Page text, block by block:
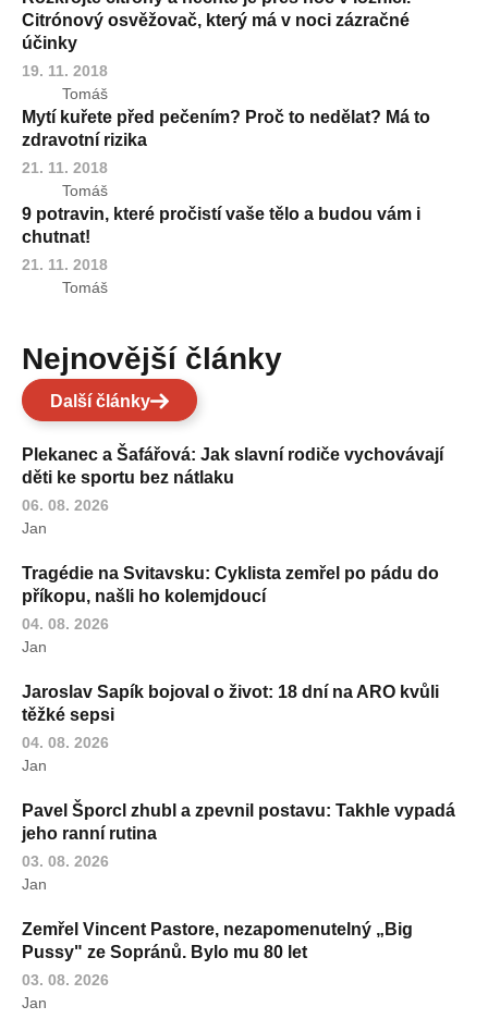
Citrónový osvěžovač, který má v noci zázračné
účinky
19. 11. 2018
Tomáš
Mytí kuřete před pečením? Proč to nedělat? Má to
zdravotní rizika
21. 11. 2018
Tomáš
9 potravin, které pročistí vaše tělo a budou vám i
chutnat!
21. 11. 2018
Tomáš
Nejnovější články
Další články
Plekanec a Šafářová: Jak slavní rodiče vychovávají
děti ke sportu bez nátlaku
06. 08. 2026
Jan
Tragédie na Svitavsku: Cyklista zemřel po pádu do
příkopu, našli ho kolemjdoucí
04. 08. 2026
Jan
Jaroslav Sapík bojoval o život: 18 dní na ARO kvůli
těžké sepsi
04. 08. 2026
Jan
Pavel Šporcl zhubl a zpevnil postavu: Takhle vypadá
jeho ranní rutina
03. 08. 2026
Jan
Zemřel Vincent Pastore, nezapomenutelný „Big
Pussy" ze Sopránů. Bylo mu 80 let
03. 08. 2026
Jan